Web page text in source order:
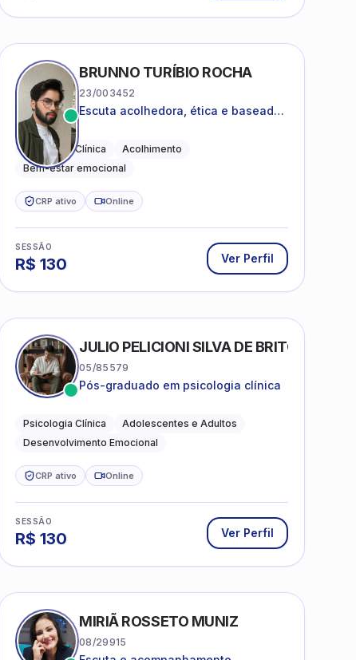
BRUNNO TURÍBIO ROCHA
23/003452
Escuta acolhedora, ética e baseada
Psicologia Clínica
Acolhimento
Bem-estar emocional
CRP ativo Online
SESSÃO
R$ 130 Ver Perfil
JULIO PELICIONI SILVA DE BRITO
05/85579
Pós-graduado em psicologia clínica
Psicologia Clínica
Adolescentes e Adultos
Desenvolvimento Emocional
CRP ativo Online
SESSÃO
R$ 130 Ver Perfil
MIRIÃ ROSSETO MUNIZ
08/29915